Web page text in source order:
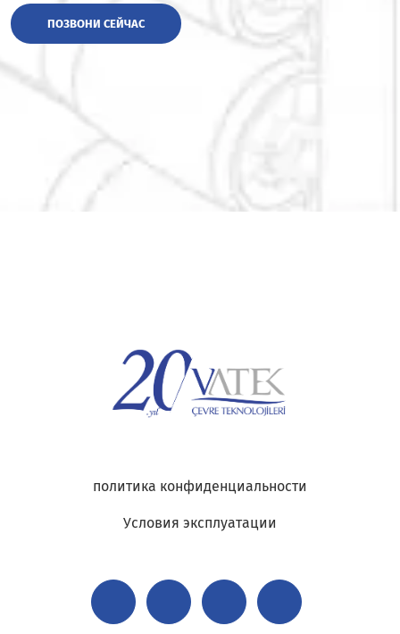
ПОЗВОНИ СЕЙЧАС
политика конфиденциальности
Условия эксплуатации